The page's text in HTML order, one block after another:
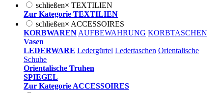
schließen× TEXTILIEN
Zur Kategorie TEXTILIEN
schließen× ACCESSOIRES
KORBWAREN AUFBEWAHRUNG KORBTASCHEN
Vasen
LEDERWARE Ledergürtel Ledertaschen Orientalische
Schuhe
Orientalische Truhen
SPIEGEL
Zur Kategorie ACCESSOIRES